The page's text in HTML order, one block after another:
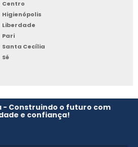
PRONTO
VENDA
Centro
Higienópolis
Liberdade
Pari
Santa Cecília
Sé
- Construindo o futuro com
e confiança!